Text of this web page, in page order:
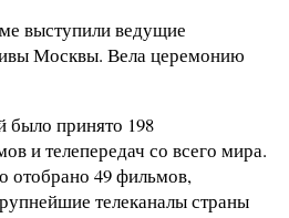
выступили ведущие
Москвы. Вела церемонию
было принято 198
и телепередач со всего мира.
отобрано 49 фильмов,
телеканалы страны